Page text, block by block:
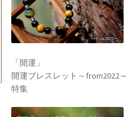
「開運」
開運ブレスレット～from2022～
特集